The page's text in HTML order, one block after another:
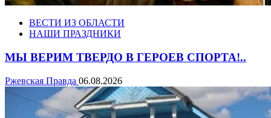
ВЕСТИ ИЗ ОБЛАСТИ
НАШИ ПРАЗДНИКИ
МЫ ВЕРИМ ТВЕРДО В ГЕРОЕВ СПОРТА!..
Ржевская Правда 06.08.2026